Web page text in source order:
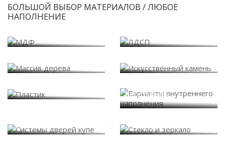
БОЛЬШОЙ ВЫБОР МАТЕРИАЛОВ / ЛЮБОЕ
НАПОЛНЕНИЕ
наполнения